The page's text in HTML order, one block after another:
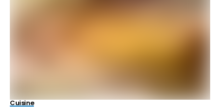
Cuisine